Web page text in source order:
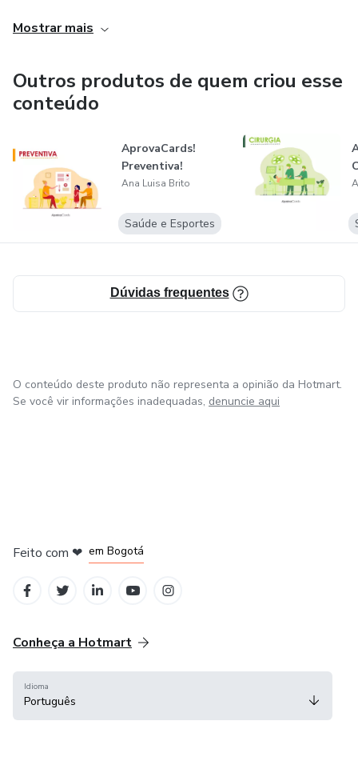
Educação Popular”, sou fundadora da Liga de Pediatria e
Sou completamente apaixonada pela Medicina e pela
Pediatria. Amo ajudar as pessoas e influenciá-las a lutarem
Mostrar mais
Outros produtos de quem criou esse
conteúdo
AprovaCards!
Preventiva!
Ana Luisa Brito
Saúde e Esportes
Dúvidas frequentes
O conteúdo deste produto não representa a opinião da Hotmart.
Se você vir informações inadequadas, denuncie aqui
Feito com ❤ em Bogotá
Conheça a Hotmart
Idioma
Português